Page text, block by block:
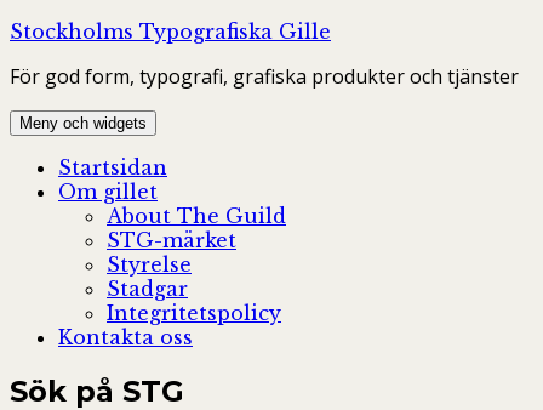
Hoppa
innehåll
Stockholms Typografiska Gille
För god form, typografi, grafiska produkter och tjänster
Meny och widgets
Startsidan
Om gillet
About The Guild
STG-märket
Styrelse
Stadgar
Integritetspolicy
Kontakta oss
Sök på STG